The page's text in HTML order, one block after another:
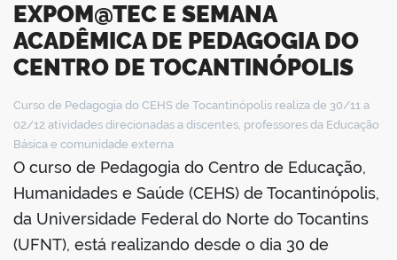
EXPOM@TEC E SEMANA
ACADÊMICA DE PEDAGOGIA DO
CENTRO DE TOCANTINÓPOLIS
Curso de Pedagogia do CEHS de Tocantinópolis realiza de 30/11 a
02/12 atividades direcionadas a discentes, professores da Educação
Básica e comunidade externa
O curso de Pedagogia do Centro de Educação,
Humanidades e Saúde (CEHS) de Tocantinópolis,
da Universidade Federal do Norte do Tocantins
(UFNT), está realizando desde o dia 30 de